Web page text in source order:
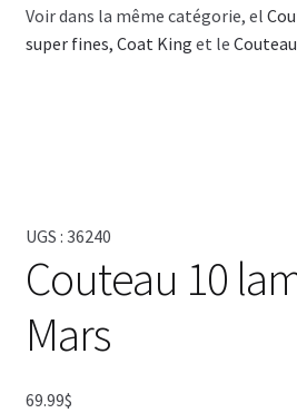
SHAMPOING
Voir dans la même catégorie, el
super fines, Coat King et le
UGS : 36240
Couteau 10
Mars
69.99$